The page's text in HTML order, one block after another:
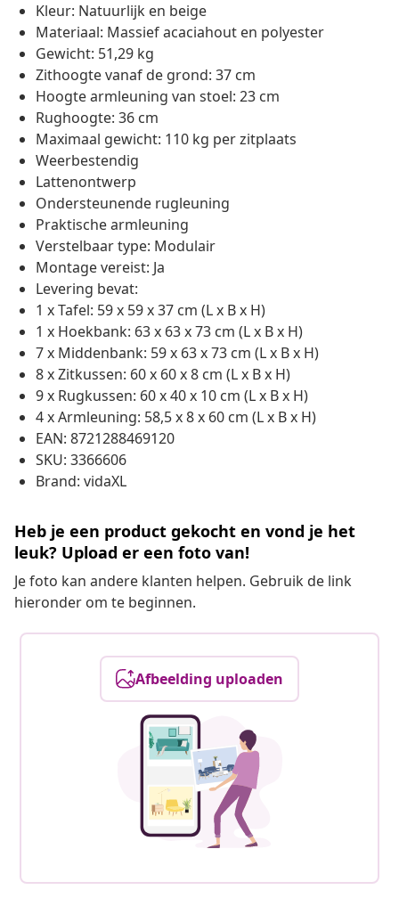
Kleur: Natuurlijk en beige
Materiaal: Massief acaciahout en polyester
Gewicht: 51,29 kg
Zithoogte vanaf de grond: 37 cm
Hoogte armleuning van stoel: 23 cm
Rughoogte: 36 cm
Maximaal gewicht: 110 kg per zitplaats
Weerbestendig
Lattenontwerp
Ondersteunende rugleuning
Praktische armleuning
Verstelbaar type: Modulair
Montage vereist: Ja
Levering bevat:
1 x Tafel: 59 x 59 x 37 cm (L x B x H)
1 x Hoekbank: 63 x 63 x 73 cm (L x B x H)
7 x Middenbank: 59 x 63 x 73 cm (L x B x H)
8 x Zitkussen: 60 x 60 x 8 cm (L x B x H)
9 x Rugkussen: 60 x 40 x 10 cm (L x B x H)
4 x Armleuning: 58,5 x 8 x 60 cm (L x B x H)
EAN: 8721288469120
SKU: 3366606
Brand: vidaXL
Heb je een product gekocht en vond je het
leuk? Upload er een foto van!
Je foto kan andere klanten helpen. Gebruik de link
hieronder om te beginnen.
Afbeelding uploaden